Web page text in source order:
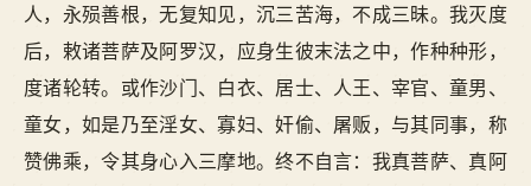
人，永殒善根，无复知见，沉三苦海，不成三昧。我灭度
后，敕诸菩萨及阿罗汉，应身生彼末法之中，作种种形，
度诸轮转。或作沙门、白衣、居士、人王、宰官、童男、
童女，如是乃至淫女、寡妇、奸偷、屠贩，与其同事，称
赞佛乘，令其身心入三摩地。终不自言：我真菩萨、真阿